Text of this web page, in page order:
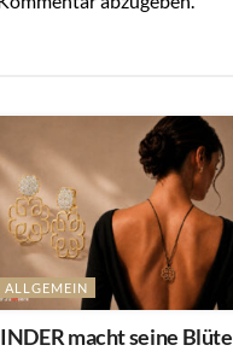
ALLGEMEIN
macht seine Blüte